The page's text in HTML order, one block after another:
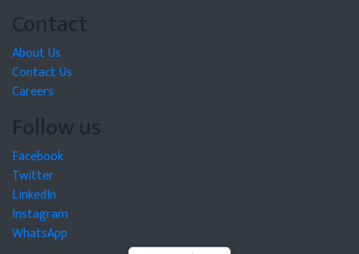
Contact
About Us
Contact Us
Careers
Follow us
Facebook
Twitter
LinkedIn
Instagram
WhatsApp